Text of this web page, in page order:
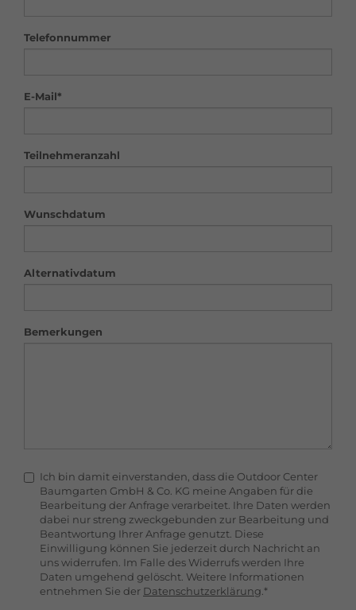
Telefonnummer
E-Mail*
Teilnehmeranzahl
Wunschdatum
Alternativdatum
Bemerkungen
Ich bin damit einverstanden, dass die Outdoor Center
Baumgarten GmbH & Co. KG meine Angaben für die
Bearbeitung der Anfrage verarbeitet. Ihre Daten werden
dabei nur streng zweckgebunden zur Bearbeitung und
Beantwortung Ihrer Anfrage genutzt. Diese
Einwilligung können Sie jederzeit durch Nachricht an
uns widerrufen. Im Falle des Widerrufs werden Ihre
Daten umgehend gelöscht. Weitere Informationen
entnehmen Sie der Datenschutzerklärung .*